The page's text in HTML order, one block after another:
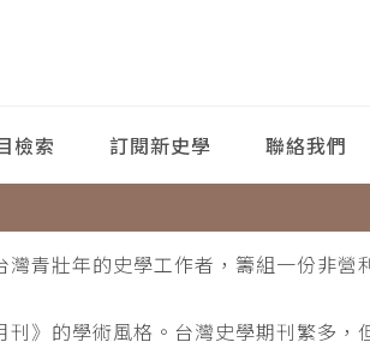
檢索 訂閱新史學 聯絡我們
灣青壯年的史學工作者，籌組一份非
刊》的學術風格。台灣史學期刊繁多